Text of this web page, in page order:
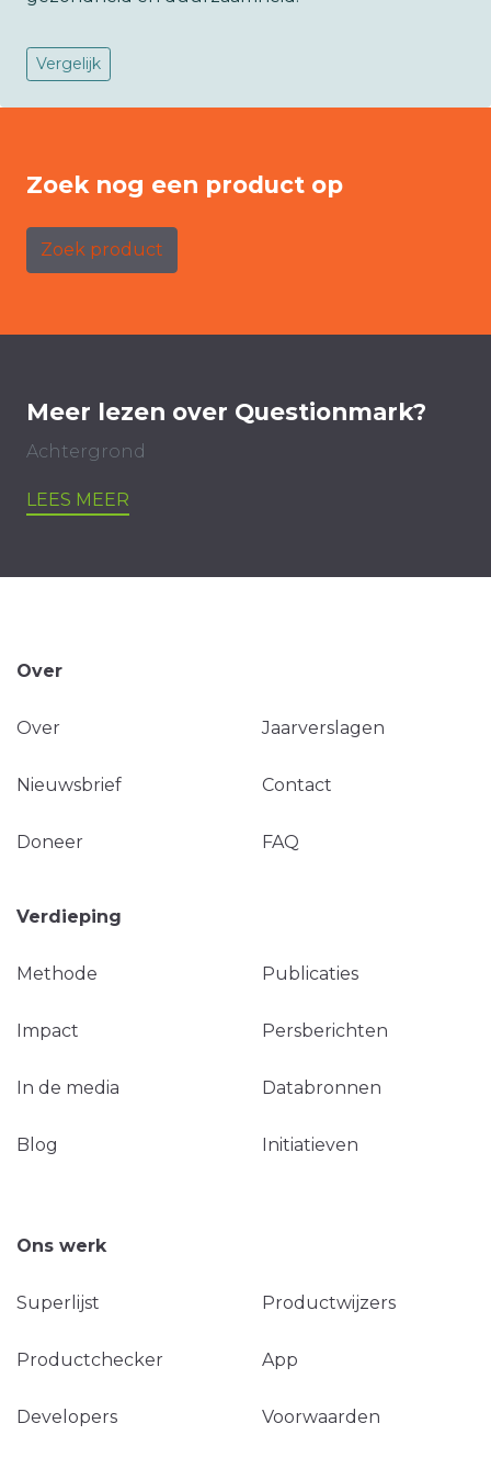
Vergelijk
Zoek nog een product op
Zoek product
Meer lezen over Questionmark?
Achtergrond
LEES MEER
Over
Over Jaarverslagen
Nieuwsbrief Contact
Doneer FAQ
Verdieping
Methode Publicaties
Impact Persberichten
In de media Databronnen
Blog Initiatieven
Ons werk
Superlijst Productwijzers
Productchecker App
Developers Voorwaarden